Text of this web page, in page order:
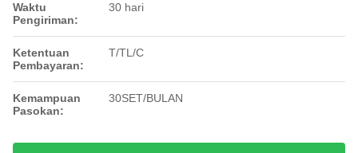
Waktu
Pengiriman:
30 hari
Ketentuan
Pembayaran:
T/TL/C
Kemampuan
Pasokan:
30SET/BULAN